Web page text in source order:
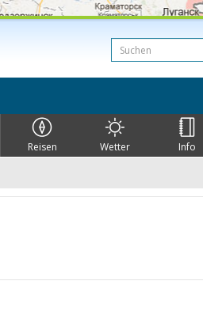
Reisen Wetter Info